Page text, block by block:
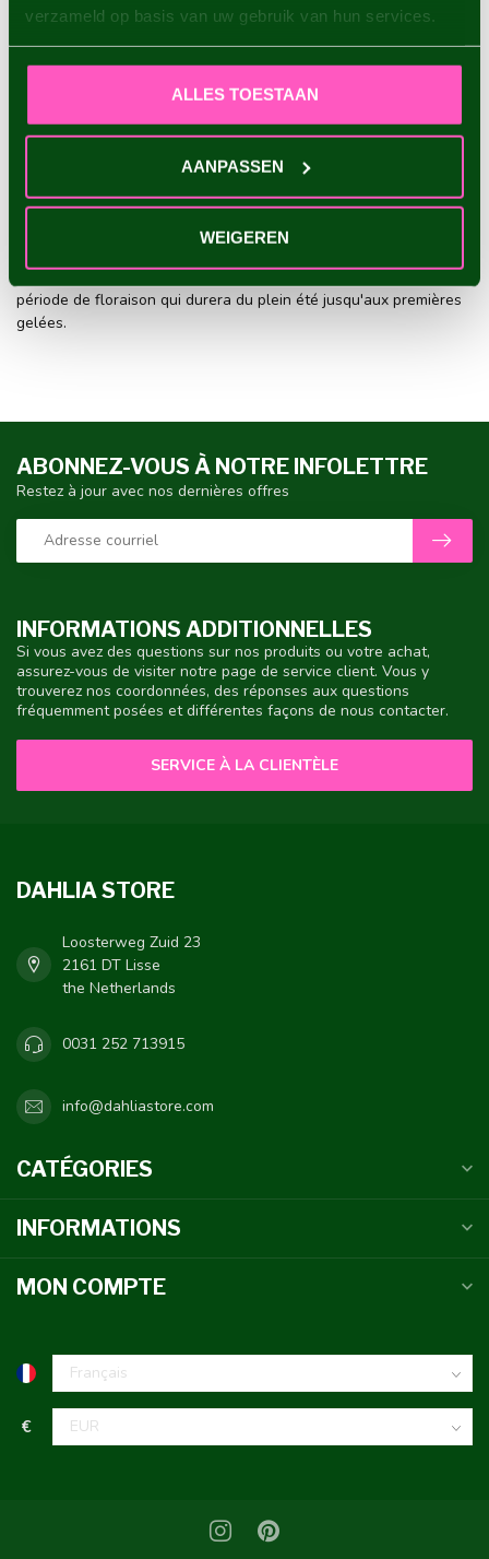
verzameld op basis van uw gebruik van hun services.
ALLES TOESTAAN
AANPASSEN
WEIGEREN
CONSEILS POUR L'EMPLACEMENT IDÉAL
EN UN COUP D'ŒIL
heures de soleil direct.
Assurez-vous d'avoir un sol bien drainé, riche en humus et
sans eau stagnante.
Recherchez un endroit à l'abri du vent, surtout pour les
Respectez une distance de plantation suffisante pour que
l'air puisse circuler entre les feuilles.
En suivant ces conseils, vous créerez la base parfaite pour une
période de floraison qui durera du plein été jusqu'aux premières
gelées.
INFORMATIONS ADDITIONNELLES
Si vous avez des questions sur nos produits ou votre achat,
assurez-vous de visiter notre page de service client. Vous y
trouverez nos coordonnées, des réponses aux questions
fréquemment posées et différentes façons de nous contacter.
SERVICE À LA CLIENTÈLE
ABONNEZ-VOUS À NOTRE INFOLETTRE
Restez à jour avec nos dernières offres
DAHLIA STORE
Loosterweg Zuid 23
2161 DT Lisse
the Netherlands
0031 252 713915
info@dahliastore.com
CATÉGORIES
INFORMATIONS
MON COMPTE
€